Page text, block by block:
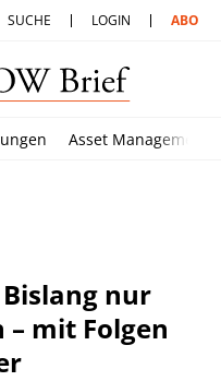
SUCHE LOGIN ABO
Asset Management
nur
mit Folgen